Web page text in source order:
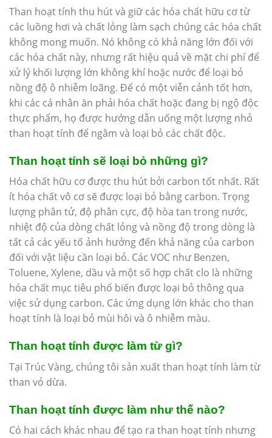
Than hoạt tính thu hút và giữ các hóa chất hữu cơ từ
các luồng hơi và chất lỏng làm sạch chúng các hóa chất
không mong muốn. Nó không có khả năng lớn đối với
các hóa chất này, nhưng rất hiệu quả về mặt chi phí để
xử lý khối lượng lớn không khí hoặc nước để loại bỏ
nồng độ ô nhiễm loãng. Để có một viễn cảnh tốt hơn,
khi các cá nhân ăn phải hóa chất hoặc đang bị ngộ độc
thực phẩm, họ được hướng dẫn uống một lượng nhỏ
than hoạt tính để ngâm và loại bỏ các chất độc.
Than hoạt tính sẽ loại bỏ những gì?
Hóa chất hữu cơ được thu hút bởi carbon tốt nhất. Rất
ít hóa chất vô cơ sẽ được loại bỏ bằng carbon. Trọng
lượng phân tử, độ phân cực, độ hòa tan trong nước,
nhiệt độ của dòng chất lỏng và nồng độ trong dòng là
tất cả các yếu tố ảnh hưởng đến khả năng của carbon
đối với vật liệu cần loại bỏ. Các VOC như Benzen,
Toluene, Xylene, dầu và một số hợp chất clo là những
hóa chất mục tiêu phổ biến được loại bỏ thông qua
việc sử dụng carbon. Các ứng dụng lớn khác cho than
hoạt tính là loại bỏ mùi hôi và ô nhiễm màu.
Than hoạt tính được làm từ gì?
Tại Trúc Vàng, chúng tôi sản xuất than hoạt tính làm từ
than vỏ dừa.
Than hoạt tính được làm như thế nào?
Có hai cách khác nhau để tạo ra than hoạt tính nhưng